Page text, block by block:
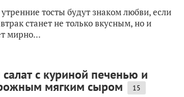
тосты будут знаком любви, если
станет не только вкусным, но и
мирно...
с куриной печенью и
мягким сыром 15